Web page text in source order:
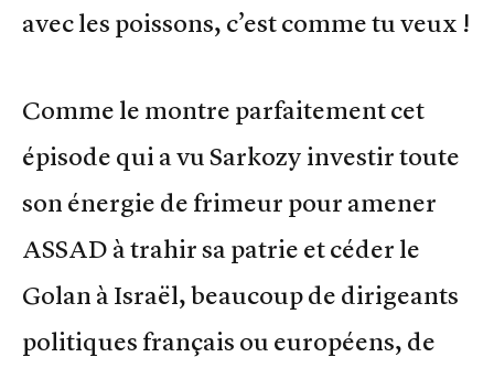
avec les poissons, c’est comme tu veux !
Comme le montre parfaitement cet
épisode qui a vu Sarkozy investir toute
son énergie de frimeur pour amener
ASSAD à trahir sa patrie et céder le
Golan à Israël, beaucoup de dirigeants
politiques français ou européens, de